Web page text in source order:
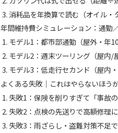
消耗品を年換算で読む（オイル・
年間維持費シミュレーション：通勤
モデル1：都市部通勤（屋外・年
モデル2：週末ツーリング（屋内/
モデル3：低走行セカンド（屋内
よくある失敗｜これはやらないほう
失敗1：保険を削りすぎて「事故
失敗2：点検の先送りで高額修理
失敗3：雨ざらし・盗難対策不足